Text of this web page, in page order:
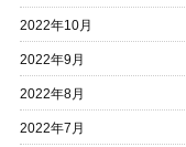
2022年10月
2022年9月
2022年8月
2022年7月